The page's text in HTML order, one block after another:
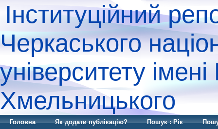
Інституційний
Черкаського
університету
Хмельницького
Головна Як додати публікацію? Пошук : Рік